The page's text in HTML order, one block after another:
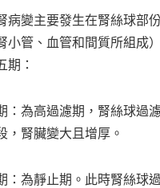
病變主要發生在腎絲球部
小管、血管和間質所組成
期：
：為高過濾期，腎絲球過
，腎臟變大且增厚。
：為靜止期。此時腎絲球